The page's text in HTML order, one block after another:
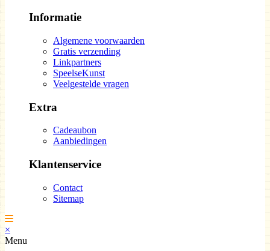
Informatie
Algemene voorwaarden
Gratis verzending
Linkpartners
SpeelseKunst
Veelgestelde vragen
Extra
Cadeaubon
Aanbiedingen
Klantenservice
Contact
Sitemap
×
Menu